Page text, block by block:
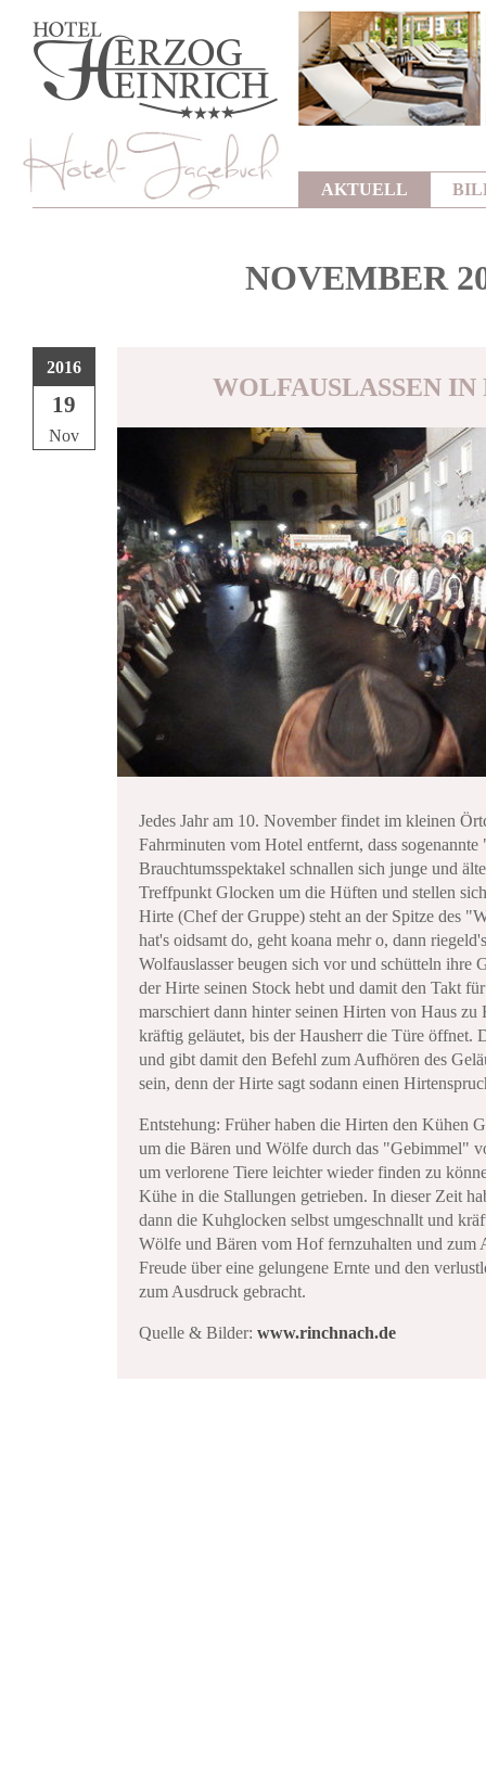
AKTUELL
NOVEMBER
2016
19
Nov
WOLFAUSLASSEN
Jedes Jahr am 10. November findet im kleinen
Fahrminuten vom Hotel entfernt, dass
Brauchtumsspektakel schnallen sich junge und
Treffpunkt Glocken um die Hüften und stellen
Hirte (Chef der Gruppe) steht an der Spitze des
hat's oidsamt do, geht koana mehr o, dann
Wolfauslasser beugen sich vor und schütteln ihre
der Hirte seinen Stock hebt und damit den Takt
marschiert dann hinter seinen Hirten von Haus
kräftig geläutet, bis der Hausherr die Türe öffnet.
und gibt damit den Befehl zum Aufhören des
sein, denn der Hirte sagt sodann einen
Entstehung: Früher haben die Hirten den Kühen
um die Bären und Wölfe durch das "Gebimmel"
um verlorene Tiere leichter wieder finden zu
Kühe in die Stallungen getrieben. In dieser Zeit
dann die Kuhglocken selbst umgeschnallt und
Wölfe und Bären vom Hof fernzuhalten und zum
Freude über eine gelungene Ernte und den
zum Ausdruck gebracht.
Quelle & Bilder:www.rinchnach.de